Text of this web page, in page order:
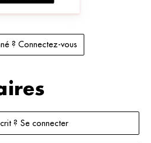
? Connectez-vous
? Se connecter